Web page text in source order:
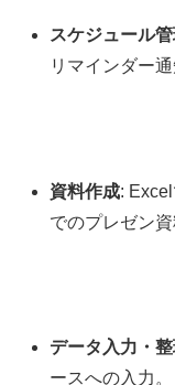
スケジュール
リマインダー通
資料作成:
でのプレゼン
データ入力・
ースへの入力。